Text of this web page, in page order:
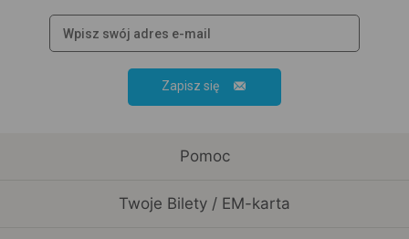
Zapisz się
Pomoc
Twoje Bilety / EM-karta